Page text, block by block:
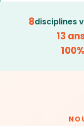
8disciplines
13
100%